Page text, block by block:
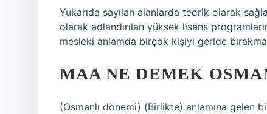
Yukarıda sayılan alanlarda teorik olarak
olarak adlandırılan yüksek lisans
mesleki anlamda birçok kişiyi geride
MAA NE DEMEK
(Osmanlı dönemi) (Birlikte) anlamına gelen